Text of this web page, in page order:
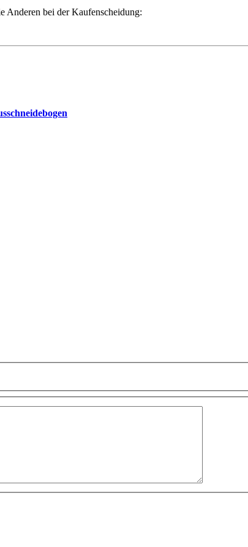
Anderen bei der Kaufenscheidung: